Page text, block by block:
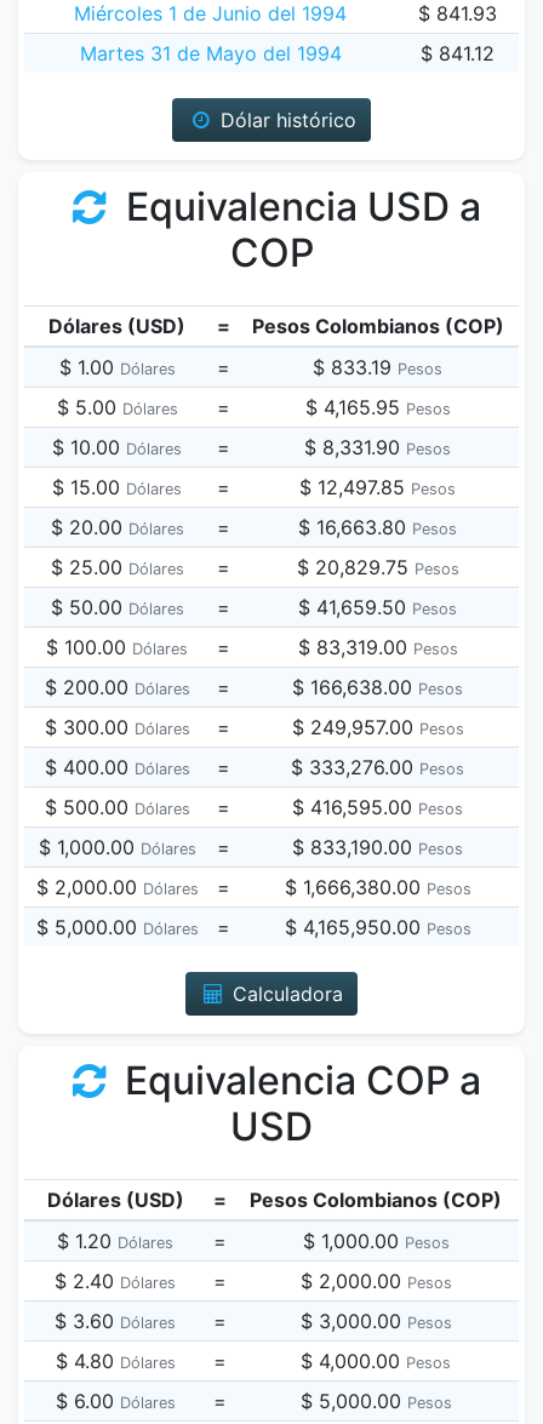
Miércoles 1 de Junio del 1994
$ 841.93
Martes 31 de Mayo del 1994
$ 841.12
Dólar histórico
Equivalencia USD a
COP
Dólares (USD) =
Pesos Colombianos (COP)
$ 1.00 Dólares = $ 833.19 Pesos
$ 5.00 Dólares = $ 4,165.95 Pesos
$ 10.00 Dólares = $ 8,331.90 Pesos
$ 15.00 Dólares = $ 12,497.85 Pesos
$ 20.00 Dólares = $ 16,663.80 Pesos
$ 25.00 Dólares = $ 20,829.75 Pesos
$ 50.00 Dólares = $ 41,659.50 Pesos
$ 100.00 Dólares = $ 83,319.00 Pesos
$ 200.00 Dólares = $ 166,638.00 Pesos
$ 300.00 Dólares = $ 249,957.00 Pesos
$ 400.00 Dólares = $ 333,276.00 Pesos
$ 500.00 Dólares = $ 416,595.00 Pesos
$ 1,000.00 Dólares = $ 833,190.00 Pesos
$ 2,000.00 Dólares = $ 1,666,380.00 Pesos
$ 5,000.00 Dólares = $ 4,165,950.00 Pesos
Calculadora
Equivalencia COP a
USD
Dólares (USD) =
Pesos Colombianos (COP)
$ 1.20 Dólares = $ 1,000.00 Pesos
$ 2.40 Dólares = $ 2,000.00 Pesos
$ 3.60 Dólares = $ 3,000.00 Pesos
$ 4.80 Dólares = $ 4,000.00 Pesos
$ 6.00 Dólares = $ 5,000.00 Pesos